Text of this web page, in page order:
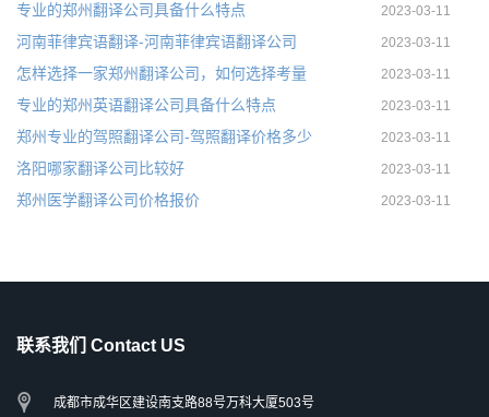
专业的郑州翻译公司具备什么特点 2023-03-11
河南菲律宾语翻译-河南菲律宾语翻译公司 2023-03-11
怎样选择一家郑州翻译公司，如何选择考量 2023-03-11
专业的郑州英语翻译公司具备什么特点 2023-03-11
郑州专业的驾照翻译公司-驾照翻译价格多少 2023-03-11
洛阳哪家翻译公司比较好 2023-03-11
郑州医学翻译公司价格报价 2023-03-11
联系我们 Contact US
成都市成华区建设南支路88号万科大厦503号